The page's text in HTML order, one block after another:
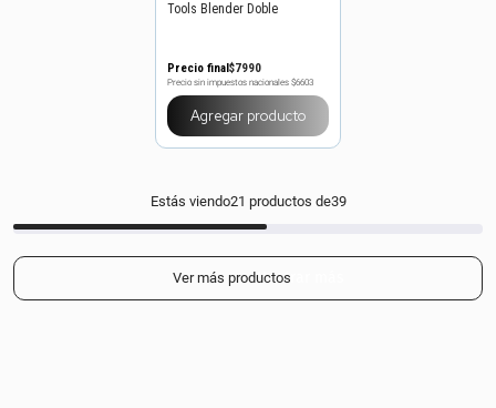
Tools Blender Doble
Precio final$7990
Precio sin impuestos nacionales $6603
Agregar producto
Estás viendo21 productos de39
Mostrar más